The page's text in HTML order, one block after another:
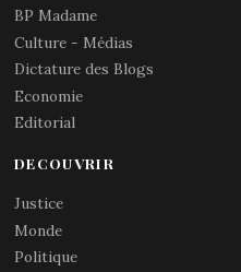
BP Madame
Culture - Médias
Dictature des Blogs
Economie
Editorial
DECOUVRIR
Justice
Monde
Politique